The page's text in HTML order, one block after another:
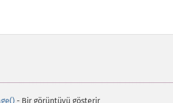
- Bir görüntüyü gösterir